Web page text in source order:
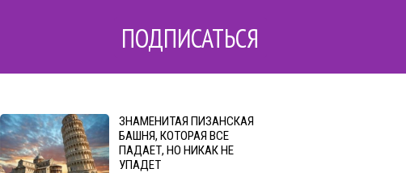
ПОДПИСАТЬСЯ
ЗНАМЕНИТАЯ ПИЗАНСКАЯ
БАШНЯ, КОТОРАЯ ВСЕ
ПАДАЕТ, НО НИКАК НЕ
УПАДЕТ